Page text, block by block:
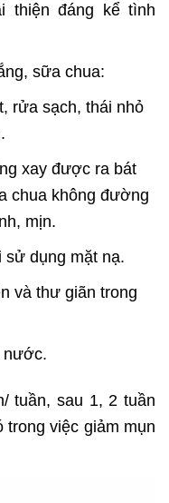
thiện đáng kể tình
sữa chua:
rửa sạch, thái nhỏ
xay được ra bát
chua không đường
mịn.
dụng mặt nạ.
và thư giãn trong
nước.
tuần, sau 1, 2 tuần
trong việc giảm mụn